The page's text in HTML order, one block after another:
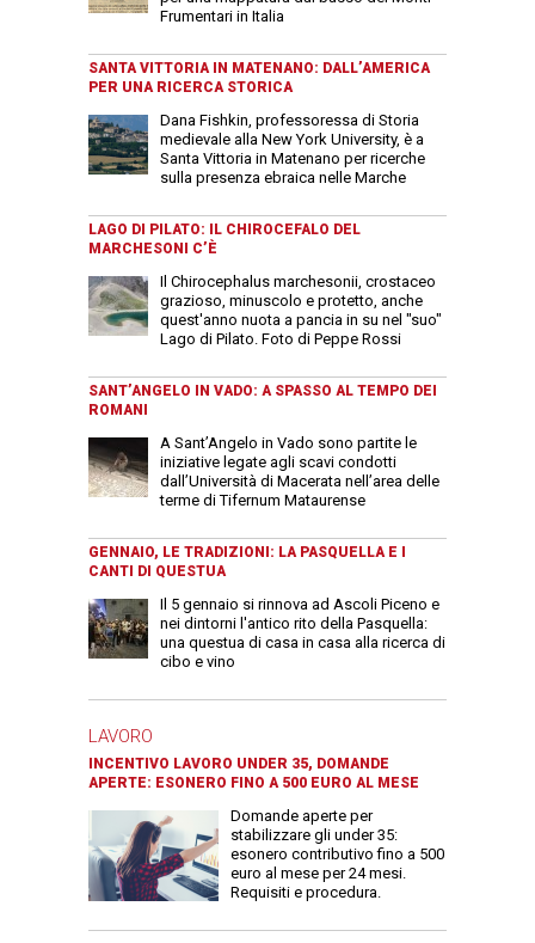
Frumentari in Italia
SANTA VITTORIA IN MATENANO: DALL’AMERICA
PER UNA RICERCA STORICA
Dana Fishkin, professoressa di Storia
medievale alla New York University, è a
Santa Vittoria in Matenano per ricerche
sulla presenza ebraica nelle Marche
LAGO DI PILATO: IL CHIROCEFALO DEL
MARCHESONI C’È
Il Chirocephalus marchesonii, crostaceo
grazioso, minuscolo e protetto, anche
quest'anno nuota a pancia in su nel "suo"
Lago di Pilato. Foto di Peppe Rossi
SANT’ANGELO IN VADO: A SPASSO AL TEMPO DEI
ROMANI
A Sant’Angelo in Vado sono partite le
iniziative legate agli scavi condotti
dall’Università di Macerata nell’area delle
terme di Tifernum Mataurense
GENNAIO, LE TRADIZIONI: LA PASQUELLA E I
CANTI DI QUESTUA
Il 5 gennaio si rinnova ad Ascoli Piceno e
nei dintorni l'antico rito della Pasquella:
una questua di casa in casa alla ricerca di
cibo e vino
LAVORO
INCENTIVO LAVORO UNDER 35, DOMANDE
APERTE: ESONERO FINO A 500 EURO AL MESE
Domande aperte per
stabilizzare gli under 35:
esonero contributivo fino a 500
euro al mese per 24 mesi.
Requisiti e procedura.